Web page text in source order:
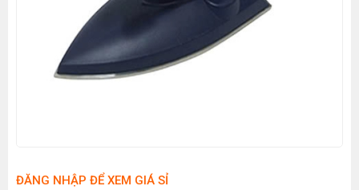
ĐĂNG NHẬP ĐỂ XEM GIÁ SỈ